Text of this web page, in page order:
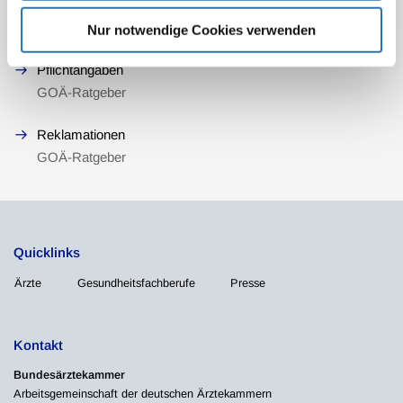
Nur notwendige Cookies verwenden
Verjährung und Verwirkung
GOÄ-Ratgeber
Pflichtangaben
GOÄ-Ratgeber
Reklamationen
GOÄ-Ratgeber
Quicklinks
Ärzte Gesundheitsfachberufe Presse
Kontakt
Bundesärztekammer
Arbeitsgemeinschaft der deutschen Ärztekammern